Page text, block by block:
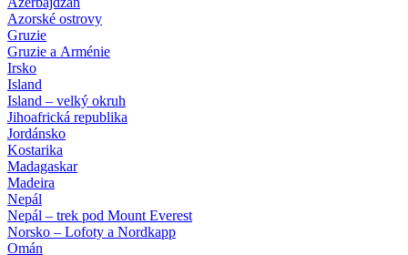
Azorské ostrovy
Gruzie
Gruzie a Arménie
Irsko
Island
Island – velký okruh
Jihoafrická republika
Jordánsko
Kostarika
Madagaskar
Madeira
Nepál
Nepál – trek pod Mount Everest
Norsko – Lofoty a Nordkapp
Omán